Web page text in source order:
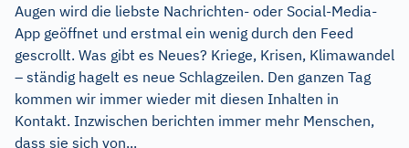
Augen wird die liebste Nachrichten- oder Social-Media-
App geöffnet und erstmal ein wenig durch den Feed
gescrollt. Was gibt es Neues? Kriege, Krisen, Klimawandel
– ständig hagelt es neue Schlagzeilen. Den ganzen Tag
kommen wir immer wieder mit diesen Inhalten in
Kontakt. Inzwischen berichten immer mehr Menschen,
dass sie sich von...